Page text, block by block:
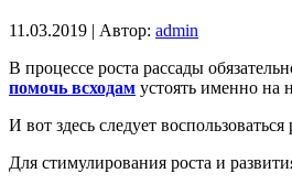
11.03.2019 | Автор: admin
В процессе роста рассады
помочь всходам устоять именно на
И вот здесь следует
Для стимулирования роста и